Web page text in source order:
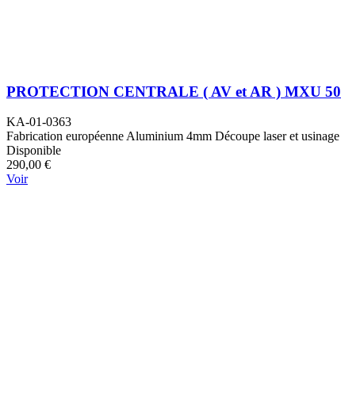
PROTECTION CENTRALE ( AV et AR ) MXU
KA-01-0363
Fabrication européenne Aluminium 4mm Découpe laser et
Disponible
290,00 €
Voir